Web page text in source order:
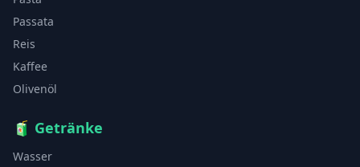
Passata
Reis
Kaffee
Olivenöl
🧃 Getränke
Wasser